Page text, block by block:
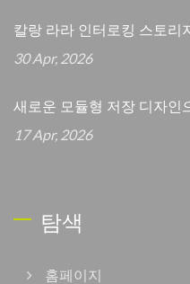
칼랑 라라 인터로킹 스토리
30 Apr, 2026
새로운 모듈형 저장 디자인
17 Apr, 2026
탐색
홈페이지